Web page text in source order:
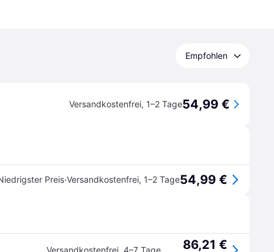
Empfohlen
Versandkostenfrei, 1–2 Tage54,99 €
Preis·Versandkostenfrei, 1–2 Tage54,99 €
Versandkostenfrei, 4–7 Tage 86,21 €